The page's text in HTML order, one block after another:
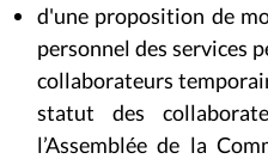
d'une proposition de
personnel des services
collaborateurs
statut des
l’Assemblée de la